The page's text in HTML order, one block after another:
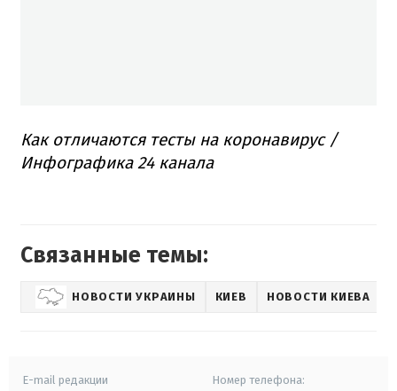
Как отличаются тесты на коронавирус /
Инфографика 24 канала
Связанные темы:
НОВОСТИ УКРАИНЫ КИЕВ НОВОСТИ КИЕВА
E-mail редакции Номер телефона: